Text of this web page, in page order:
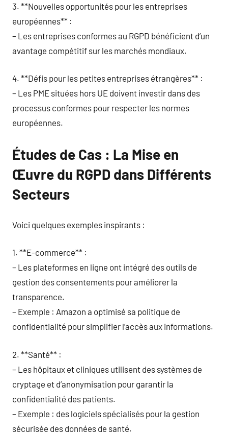
3. **Nouvelles opportunités pour les entreprises
européennes** :
– Les entreprises conformes au RGPD bénéficient d’un
avantage compétitif sur les marchés mondiaux.
4. **Défis pour les petites entreprises étrangères** :
– Les PME situées hors UE doivent investir dans des
processus conformes pour respecter les normes
européennes.
Études de Cas : La Mise en
Œuvre du RGPD dans Différents
Secteurs
Voici quelques exemples inspirants :
1. **E-commerce** :
– Les plateformes en ligne ont intégré des outils de
gestion des consentements pour améliorer la
transparence.
– Exemple : Amazon a optimisé sa politique de
confidentialité pour simplifier l’accès aux informations.
2. **Santé** :
– Les hôpitaux et cliniques utilisent des systèmes de
cryptage et d’anonymisation pour garantir la
confidentialité des patients.
– Exemple : des logiciels spécialisés pour la gestion
sécurisée des données de santé.